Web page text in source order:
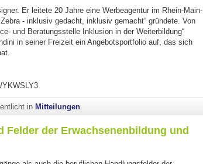
Er leitete 20 Jahre eine Werbeagentur im Rhein-Main-
- inklusiv gedacht, inklusiv gemacht“ gründete. Von
und Beratungsstelle Inklusion in der Weiterbildung“
in seiner Freizeit ein Angebotsportfolio auf, das sich
inMitteilungen
Felder der Erwachsenenbildung und